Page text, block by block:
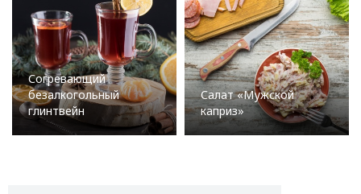
Согревающий
безалкогольный
глинтвейн
Салат «Мужской
каприз»